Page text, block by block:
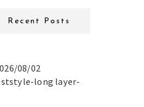
Recent Posts
08/02
long layer-